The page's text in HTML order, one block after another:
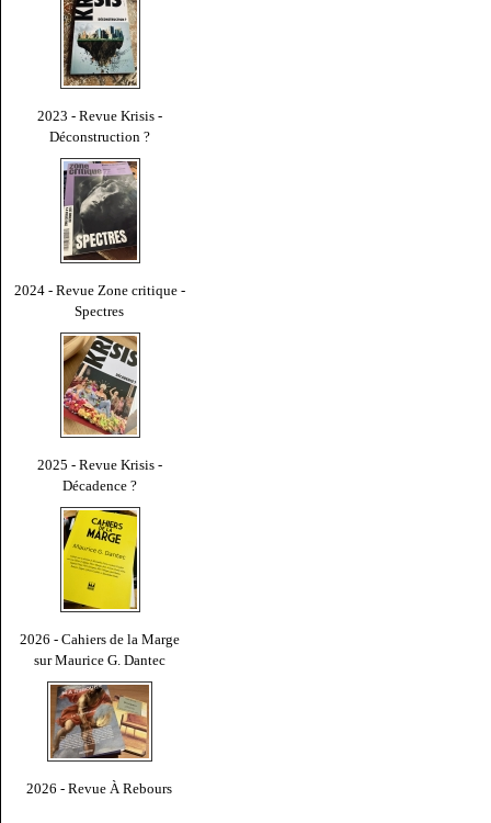
2023 - Revue Krisis -
Déconstruction ?
2024 - Revue Zone critique -
Spectres
2025 - Revue Krisis -
Décadence ?
2026 - Cahiers de la Marge
sur Maurice G. Dantec
2026 - Revue À Rebours